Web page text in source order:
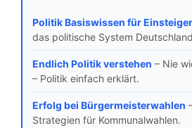
Politik Basiswissen für Einsteiger
das politische System
Endlich Politik verstehen – Nie
– Politik einfach erklärt.
Erfolg bei Bürgermeisterwahlen
Strategien für Kommunalwahlen.